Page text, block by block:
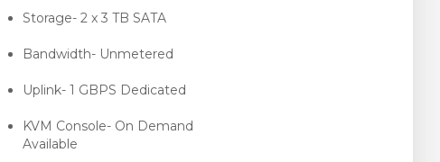
Storage- 2 x 3 TB SATA
Bandwidth- Unmetered
Uplink- 1 GBPS Dedicated
KVM Console- On Demand
Available